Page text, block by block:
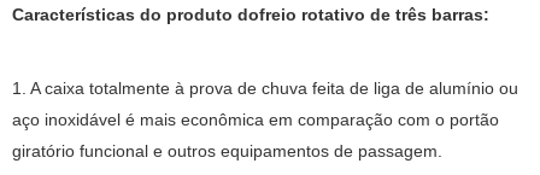
Características do produto dofreio rotativo de três barras:
1. A caixa totalmente à prova de chuva feita de liga de alumínio ou
aço inoxidável é mais econômica em comparação com o portão
giratório funcional e outros equipamentos de passagem.